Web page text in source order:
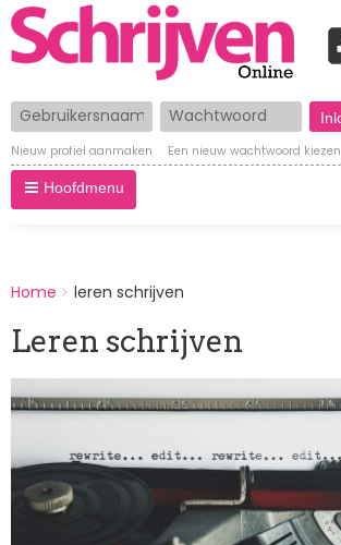
Gebruikersnaam Wachtwoord
Nieuw profiel aanmaken Een nieuw wachtwoord kiezen
Hoofdmenu
BREADCRUMBS
You
here:
Home leren schrijven
Leren schrijven